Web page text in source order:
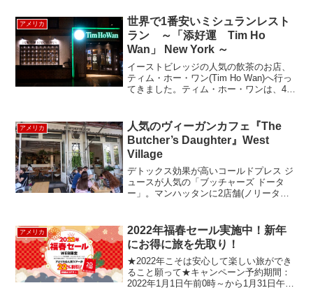
アメリカ
世界で1番安いミシュランレスト
ラン ～「添好運 Tim Ho
Wan」 New York ～
イーストビレッジの人気の飲茶のお店、
ティム・ホー・ワン(Tim Ho Wan)へ行っ
てきました。ティム・ホー・ワンは、4年
点心師を務めた マク・クァイ・プイ(Mak
...
アメリカ
人気のヴィーガンカフェ『The
Butcher’s Daughter』West
Village
デトックス効果が高いコールドプレス ジ
ュースが人気の「ブッチャーズ ドータ
ー」。マンハッタンに2店舗(ノリータと
スと野菜たっぷりのメニュー、明るく開
放感のある店...
アメリカ
2022年福春セール実施中！新年
にお得に旅を先取り！
★2022年こそは安心して楽しい旅ができ
ること願って★キャンペーン予約期間：
2022年1月1日午前0時～から1月31日午後